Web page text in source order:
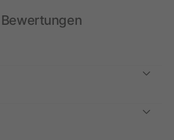
Bewertungen